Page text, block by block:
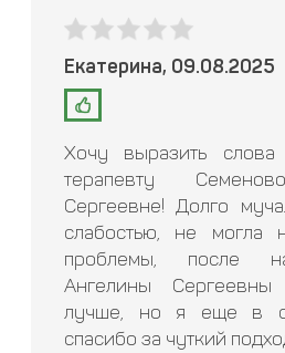
Екатерина, 09.08.2025
Хочу выразить слова
терапевту
Сергеевне! Долго
слабостью, не могла
проблемы, после
Ангелины Сергеевны
лучше, но я еще в
спасибо за чуткий